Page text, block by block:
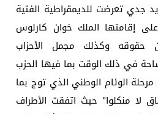
جدي تعرضت للديمقراطية الفتية
إقامتها الملك خوان كارلوس
حقوقه وكذلك مجمل الأحزاب
في ذلك الوقت بما فيها الحزب
الوئام الوطني الذي توج بما
لا منكلوا" حيث اتفقت الأطراف